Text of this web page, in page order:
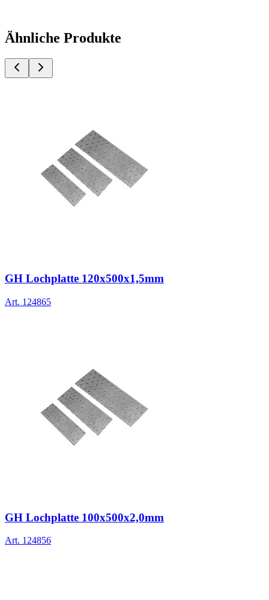
Ähnliche Produkte
GH Lochplatte 120x500x1,5mm
Art. 124865
GH Lochplatte 100x500x2,0mm
Art. 124856